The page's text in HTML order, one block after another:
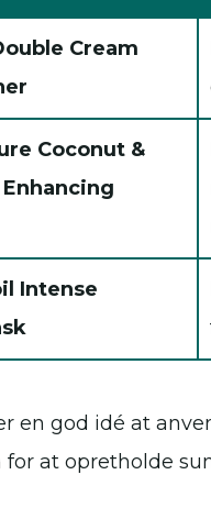
Cream
Coconut &
Intense
en god idé at
at opretholde